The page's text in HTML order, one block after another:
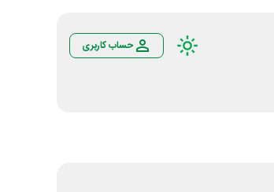
حساب کاربری